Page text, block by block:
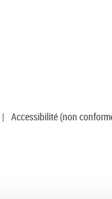
| Accessibilité (non